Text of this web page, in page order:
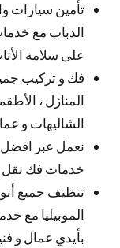
تأمين سيارات
الدباب مع
على سلامة
فك و تركيب جميع
المنازل ،
الشاليهات و
نعمل عبر
خدمات فك نقل
تنظيف جميع
الموبيليا مع
بأيدي عمال و